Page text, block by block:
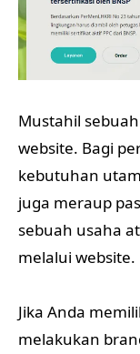
Mustahil
website. Bagi
kebutuhan
juga meraup
sebuah usaha
melalui website.
Jika Anda
melakukan